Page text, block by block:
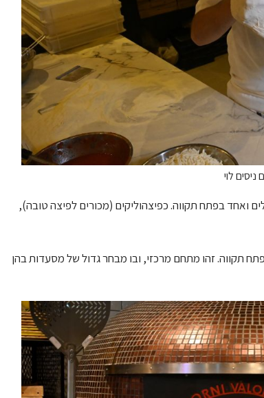
לוי
ואחד בפתח תקווה. כפיצהוליקים (מכורים לפיצה טובה),
תקווה. זהו מתחם מרכזי, ובו מבחר גדול של מסעדות בהן